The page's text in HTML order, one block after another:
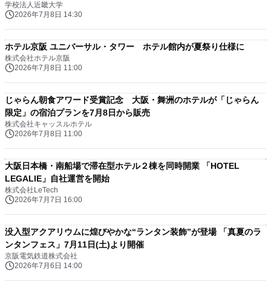
学校法人近畿大学
2026年7月8日 14:30
ホテル京阪 ユニバーサル・タワー ホテル館内が夏祭り仕様に
株式会社ホテル京阪
2026年7月8日 11:00
じゃらん朝食アワード受賞記念 大阪・舞洲のホテルが「じゃらん
限定」の宿泊プランを7月8日から販売
株式会社キャッスルホテル
2026年7月8日 11:00
大阪日本橋・南船場で滞在型ホテル２棟を同時開業 「HOTEL
LEGALIE」自社運営を開始
株式会社LeTech
2026年7月7日 16:00
没入型アクアリウムに煌びやかな“ランタン装飾”が登場 「真夏のラ
ンタンフェス」7月11日(土)より開催
京阪電気鉄道株式会社
2026年7月6日 14:00